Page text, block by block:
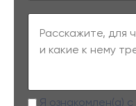
Я ознакомлен(а) с